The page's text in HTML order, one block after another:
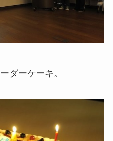
ダーケーキ。